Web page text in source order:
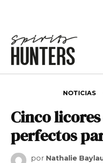
NOTICIAS
Cinco
perfectos
por Nathalie